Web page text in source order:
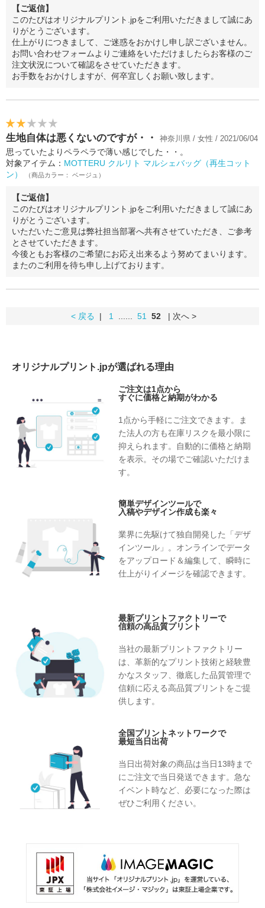
【ご返信】
このたびはオリジナルプリント.jpをご利用いただきまして誠にあ
りがとうございます。
仕上がりにつきまして、ご迷惑をおかけし申し訳ございません。
お問い合わせフォームよりご連絡をいただけましたらお客様のご
注文状況について確認をさせていただきます。
お手数をおかけしますが、何卒宜しくお願い致します。
生地自体は悪くないのですが・・ 神奈川県 / 女性 / 2021/06/04
思っていたよりペラペラで薄い感じでした・・。
対象アイテム： MOTTERU クルリト マルシェバッグ（再生コット
ン）
（商品カラー： ベージュ）
【ご返信】
このたびはオリジナルプリント.jpをご利用いただきまして誠にあ
りがとうございます。
いただいたご意見は弊社担当部署へ共有させていただき、ご参考
とさせていただきます。
今後ともお客様のご希望にお応え出来るよう努めてまいります。
またのご利用を待ち申し上げております。
< 戻る | 1 51 52 | 次へ >
オリジナルプリント.jpが選ばれる理由
ご注文は1点から
すぐに価格と納期がわかる
1点から手軽にご注文できます。ま
た法人の方も在庫リスクを最小限に
抑えられます。自動的に価格と納期
を表示。その場でご確認いただけま
す。
簡単デザインツールで
入稿やデザイン作成も楽々
業界に先駆けて独自開発した「デザ
インツール」。オンラインでデータ
をアップロード＆編集して、瞬時に
仕上がりイメージを確認できます。
最新プリントファクトリーで
信頼の高品質プリント
当社の最新プリントファクトリー
は、革新的なプリント技術と経験豊
かなスタッフ、徹底した品質管理で
信頼に応える高品質プリントをご提
供します。
全国プリントネットワークで
最短当日出荷
当日出荷対象の商品は当日13時まで
にご注文で当日発送できます。急な
イベント時など、必要になった際は
ぜひご利用ください。